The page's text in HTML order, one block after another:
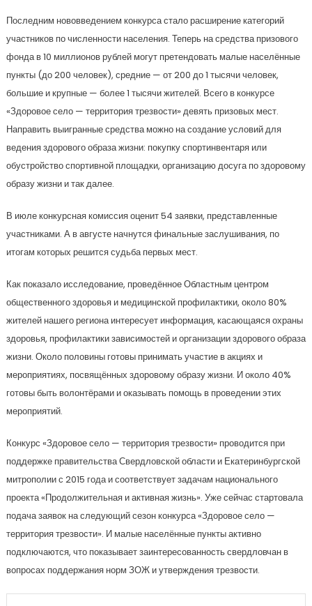
Последним нововведением конкурса стало расширение категорий
участников по численности населения. Теперь на средства призового
фонда в 10 миллионов рублей могут претендовать малые населённые
пункты (до 200 человек), средние — от 200 до 1 тысячи человек,
большие и крупные — более 1 тысячи жителей. Всего в конкурсе
«Здоровое село — территория трезвости» девять призовых мест.
Направить выигранные средства можно на создание условий для
ведения здорового образа жизни: покупку спортинвентаря или
обустройство спортивной площадки, организацию досуга по здоровому
образу жизни и так далее.
В июле конкурсная комиссия оценит 54 заявки, представленные
участниками. А в августе начнутся финальные заслушивания, по
итогам которых решится судьба первых мест.
Как показало исследование, проведённое Областным центром
общественного здоровья и медицинской профилактики, около 80%
жителей нашего региона интересует информация, касающаяся охраны
здоровья, профилактики зависимостей и организации здорового образа
жизни. Около половины готовы принимать участие в акциях и
мероприятиях, посвящённых здоровому образу жизни. И около 40%
готовы быть волонтёрами и оказывать помощь в проведении этих
мероприятий.
Конкурс «Здоровое село — территория трезвости» проводится при
поддержке правительства Свердловской области и Екатеринбургской
митрополии с 2015 года и соответствует задачам национального
проекта «Продолжительная и активная жизнь». Уже сейчас стартовала
подача заявок на следующий сезон конкурса «Здоровое село —
территория трезвости». И малые населённые пункты активно
подключаются, что показывает заинтересованность свердловчан в
вопросах поддержания норм ЗОЖ и утверждения трезвости.